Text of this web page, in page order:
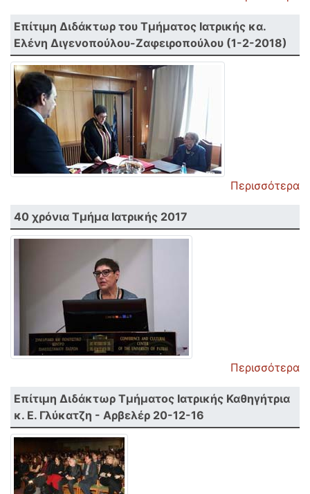
Επίτιμη Διδάκτωρ του Τμήματος Ιατρικής κα.
Ελένη Διγενοπούλου-Ζαφειροπούλου (1-2-2018)
Περισσότερα
40 χρόνια Τμήμα Ιατρικής 2017
Περισσότερα
Επίτιμη Διδάκτωρ Τμήματος Ιατρικής Καθηγήτρια
κ. Ε. Γλύκατζη - Αρβελέρ 20-12-16